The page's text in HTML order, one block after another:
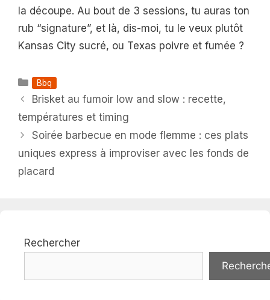
la découpe. Au bout de 3 sessions, tu auras ton
rub “signature”, et là, dis-moi, tu le veux plutôt
Kansas City sucré, ou Texas poivre et fumée ?
Catégories
Bbq
Brisket au fumoir low and slow : recette,
températures et timing
Soirée barbecue en mode flemme : ces plats
uniques express à improviser avec les fonds de
placard
Rechercher